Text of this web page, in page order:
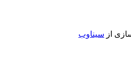
از سیناوب